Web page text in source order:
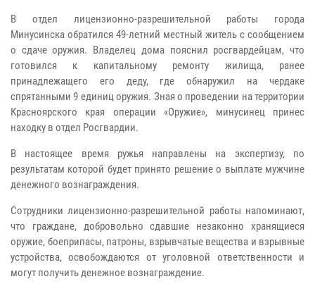
В отдел лицензионно-разрешительной работы города
Минусинска обратился 49-летний местный житель с сообщением
о сдаче оружия. Владелец дома пояснил росгвардейцам, что
готовился к капитальному ремонту жилища, ранее
принадлежащего его деду, где обнаружил на чердаке
спрятанными 9 единиц оружия. Зная о проведении на территории
Красноярского края операции «Оружие», минусинец принес
находку в отдел Росгвардии.
В настоящее время ружья направлены на экспертизу, по
результатам которой будет принято решение о выплате мужчине
денежного вознаграждения.
Сотрудники лицензионно-разрешительной работы напоминают,
что граждане, добровольно сдавшие незаконно хранящиеся
оружие, боеприпасы, патроны, взрывчатые вещества и взрывные
устройства, освобождаются от уголовной ответственности и
могут получить денежное вознаграждение.